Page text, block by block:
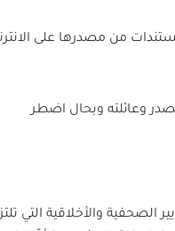
من مصدرها على
وعائلته وبحال اضطر
الصحفية والأخلاقية التي